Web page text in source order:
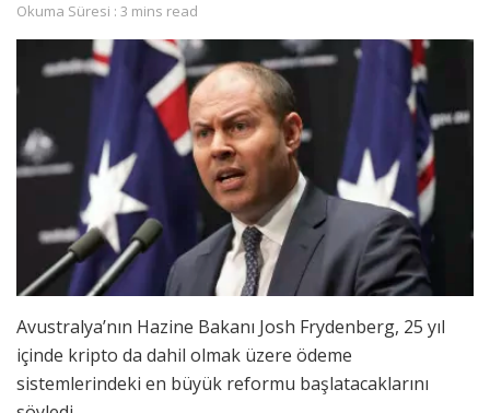
Okuma Süresi : 3 mins read
Avustralya’nın Hazine Bakanı Josh Frydenberg, 25 yıl
içinde kripto da dahil olmak üzere ödeme
sistemlerindeki en büyük reformu başlatacaklarını